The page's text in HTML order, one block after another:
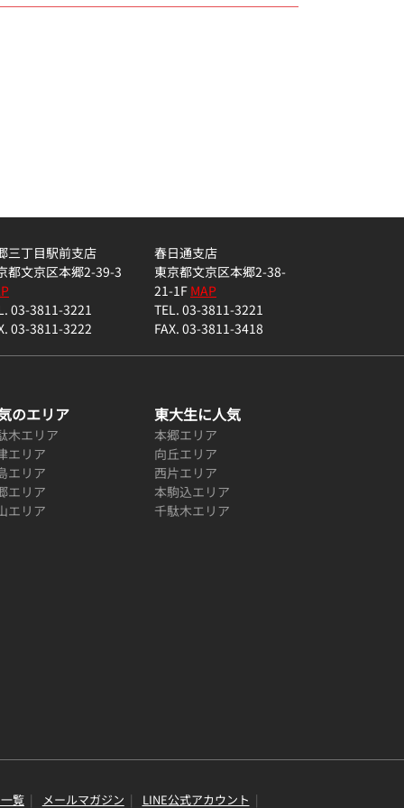
三丁目駅前支店
都文京区本郷2-39-3
03-3811-3221
03-3811-3222
春日通支店
東京都文京区本郷2-38-
21-1FMAP
TEL. 03-3811-3221
FAX. 03-3811-3418
のエリア
木エリア
エリア
エリア
エリア
エリア
東大生に人気
本郷エリア
向丘エリア
西片エリア
本駒込エリア
千駄木エリア
覧 メールマガジン LINE公式アカウント